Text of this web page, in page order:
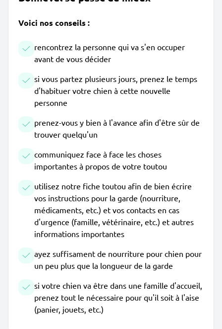
Voici nos conseils :
rencontrez la personne qui va s'en occuper
avant de vous décider
si vous partez plusieurs jours, prenez le temps
d'habituer votre chien à cette nouvelle
personne
prenez-vous y bien à l'avance afin d'être sûr de
trouver quelqu'un
communiquez face à face les choses
importantes à propos de votre toutou
utilisez notre fiche toutou afin de bien écrire
vos instructions pour la garde (nourriture,
médicaments, etc.) et vos contacts en cas
d'urgence (famille, vétérinaire, etc.) et autres
informations importantes
ayez suffisament de nourriture pour chien pour
un peu plus que la longueur de la garde
si votre chien va être dans une famille d'accueil,
prenez tout le nécessaire pour qu'il soit à l'aise
(panier, jouets, etc.)